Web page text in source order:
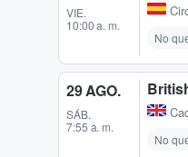
VIE.
10:00 a. m.
No
29 AGO.
SÁB.
7:55 a. m.
No